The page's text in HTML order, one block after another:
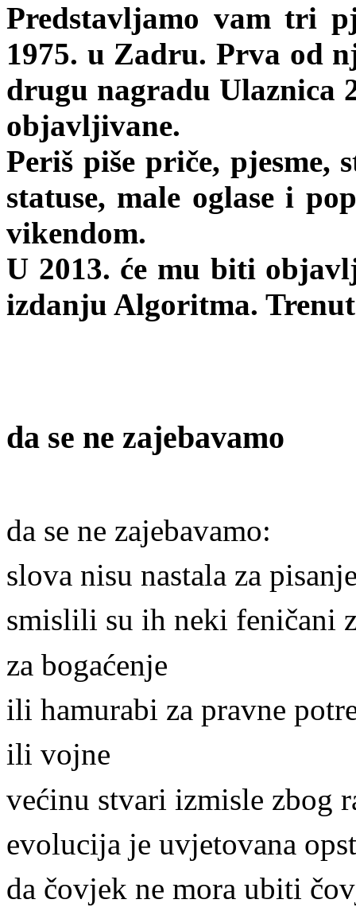
Predstavljamo vam tri
1975. u Zadru. Prva od
drugu nagradu Ulaznica
objavljivane.
Periš piše priče, pjesme,
statuse, male oglase i
vikendom.
U 2013. će mu biti
izdanju Algoritma.
da se ne zajebavamo
da se ne zajebavamo:
slova nisu nastala za
smislili su ih neki feničani
za bogaćenje
ili hamurabi za pravne
ili vojne
većinu stvari izmisle zbog
evolucija je uvjetovana
da čovjek ne mora ubiti